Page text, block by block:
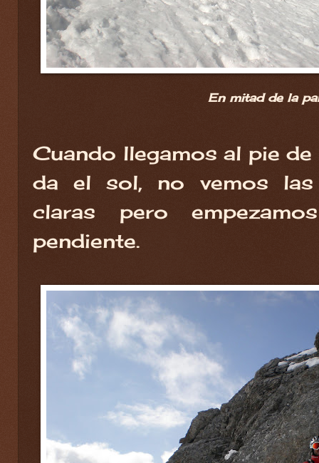
En mitad de la
Cuando llegamos al pie
da el sol, no vemos las
claras pero
pendiente.